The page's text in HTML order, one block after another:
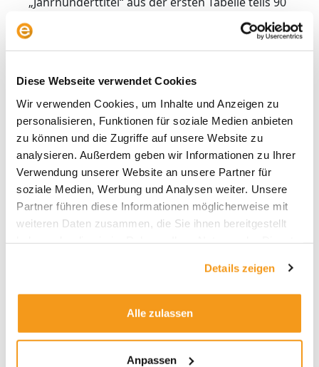
Diese Webseite verwendet Cookies
Wir verwenden Cookies, um Inhalte und Anzeigen zu
personalisieren, Funktionen für soziale Medien anbieten
zu können und die Zugriffe auf unsere Website zu
analysieren. Außerdem geben wir Informationen zu Ihrer
Verwendung unserer Website an unsere Partner für
soziale Medien, Werbung und Analysen weiter. Unsere
Partner führen diese Informationen möglicherweise mit
weiteren Daten zusammen, die Sie ihnen bereitgestellt
Details zeigen
Alle zulassen
Anpassen
bis 100 Jahre auf dem Buckel haben, kommen
viele Rendite‑Raketen auf nur 20 bis 30 Jahre
Historie. Die Faktorsteigerungen sind zwar
Hier dominieren Wachstumsstorys,
technologische Disruption und
Plattformeffekte. Etliche Aktien aus der oberen
Tabelle haben Anlegern auch in den
vergangenen 15 Jahren sehr viel Rendite
beschert.
Die prozentual höchsten Jahresrenditen
lieferten über die Zeit Wachstumswerte mit
spektakulär, aber die Historie der Unternehmen
Wachstumsstorys in die Spitzengruppe
aufsteigen würde. Vor diesem Hintergrund
verwundert nicht, dass es